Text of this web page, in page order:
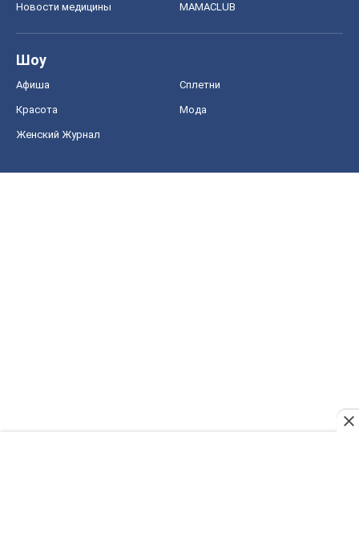
Новости медицины MAMACLUB
Шоу
Афиша Сплетни
Красота Мода
Женский Журнал